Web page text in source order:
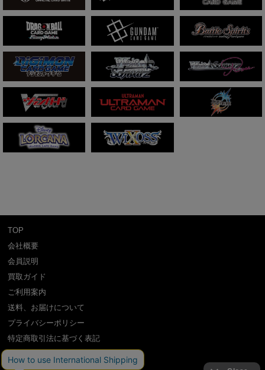
TOP
会社概要
会員説明
買取ガイド
ご利用案内
送料、お届けについて
プライバシーポリシー
特定商取引法に基づく表記